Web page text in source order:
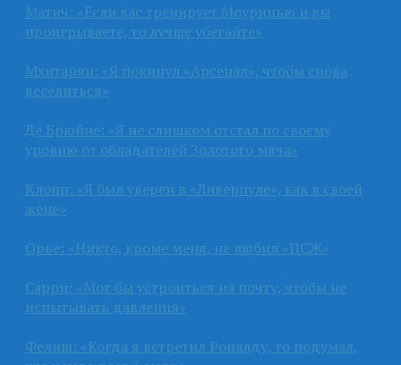
Матич: «Если вас тренирует Моуринью и вы
проигрываете, то лучше убегайте»
Мхитарян: «Я покинул «Арсенал», чтобы снова
веселиться»
Де Брюйне: «Я не слишком отстал по своему
уровню от обладателей Золотого мяча»
Клопп: «Я был уверен в «Ливерпуле», как в своей
жене»
Орье: «Никто, кроме меня, не любил «ПСЖ»
Сарри: «Мог бы устроиться на почту, чтобы не
испытывать давления»
Фелиш: «Когда я встретил Роналду, то подумал,